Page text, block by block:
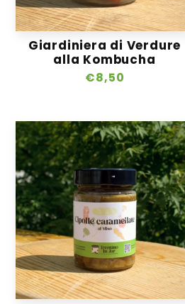
Giardiniera di Verdure
alla Kombucha
Prezzo
€8,50